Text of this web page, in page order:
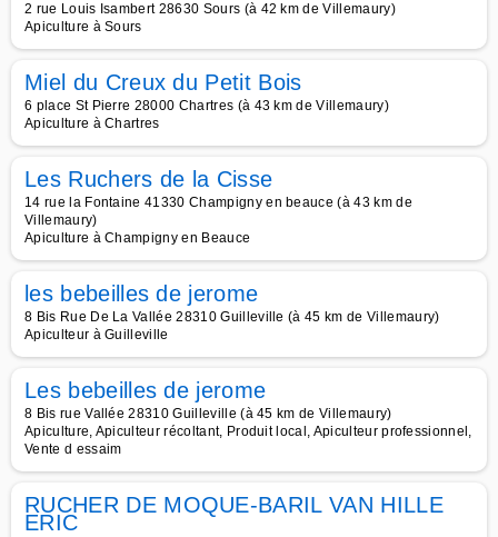
2 rue Louis Isambert 28630 Sours (à 42 km de Villemaury)
Apiculture à Sours
Miel du Creux du Petit Bois
6 place St Pierre 28000 Chartres (à 43 km de Villemaury)
Apiculture à Chartres
Les Ruchers de la Cisse
14 rue la Fontaine 41330 Champigny en beauce (à 43 km de
Villemaury)
Apiculture à Champigny en Beauce
les bebeilles de jerome
8 Bis Rue De La Vallée 28310 Guilleville (à 45 km de Villemaury)
Apiculteur à Guilleville
Les bebeilles de jerome
8 Bis rue Vallée 28310 Guilleville (à 45 km de Villemaury)
Apiculture, Apiculteur récoltant, Produit local, Apiculteur professionnel,
Vente d essaim
RUCHER DE MOQUE-BARIL VAN HILLE
ERIC